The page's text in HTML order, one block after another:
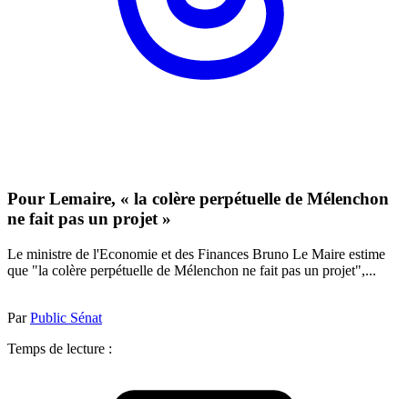
Pour Lemaire, « la colère perpétuelle de Mélenchon
ne fait pas un projet »
Le ministre de l'Economie et des Finances Bruno Le Maire estime
que "la colère perpétuelle de Mélenchon ne fait pas un projet",...
ParPublic Sénat
Temps de lecture :